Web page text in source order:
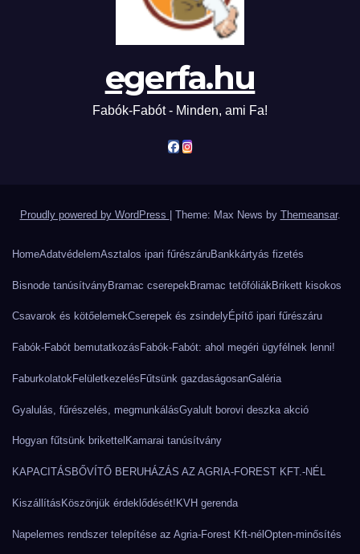
egerfa.hu
Fabók-Fabót - Minden, ami Fa!
Proudly powered by WordPress Theme: Max News by Themeansar.
HomeAdatvédelemAsztalos ipari fűrészáruBankkártyás fizetés
Bisnode tanúsítványBramac cserepekBramac tetőfóliákBrikett kisokos
Csavarok és kötőelemekCserepek és zsindelyÉpítő ipari fűrészáru
Fabók-Fabót bemutatkozás Fabók-Fabót: ahol megéri ügyfélnek lenni!
Faburkolatok Felületkezelés Fűtsünk gazdaságosanGaléria
Gyalulás, fűrészelés, megmunkálásGyalult borovi deszka akció
Hogyan fűtsünk brikettel Kamarai tanúsítvány
KAPACITÁSBŐVÍTŐ BERUHÁZÁS AZ AGRIA-FOREST KFT.-NÉL
Kiszállítás Köszönjük érdeklődését! KVH gerenda
Napelemes rendszer telepítése az Agria-Forest Kft-nél Opten-minősítés